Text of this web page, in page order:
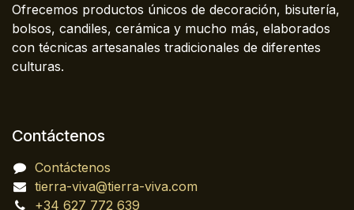
Ofrecemos productos únicos de decoración, bisutería,
bolsos, candiles, cerámica y mucho más, elaborados
con técnicas artesanales tradicionales de diferentes
culturas.
Contáctenos
Contáctenos
tierra-viva@tierra-viva.com
+34 627 772 639